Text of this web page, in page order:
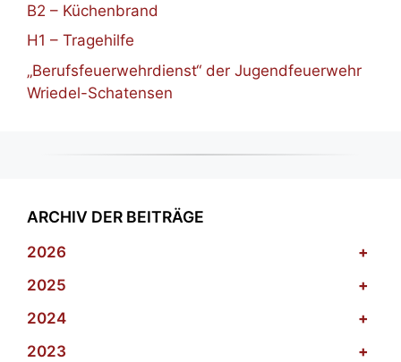
B2 – Küchenbrand
H1 – Tragehilfe
„Berufsfeuerwehrdienst“ der Jugendfeuerwehr
Wriedel-Schatensen
ARCHIV DER BEITRÄGE
2026
+
2025
+
2024
+
2023
+